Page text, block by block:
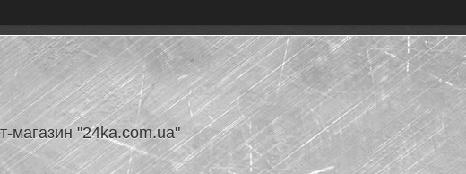
магазин "24ka.com.ua"